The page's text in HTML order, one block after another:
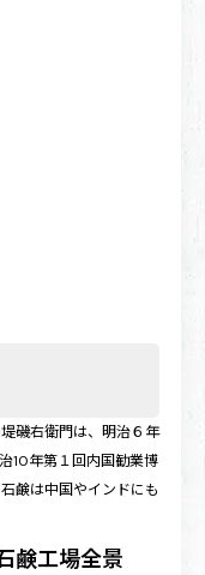
磯右衛門は、明治６年
10年第１回内国勧業博
鹸は中国やインドにも
鹸工場全景